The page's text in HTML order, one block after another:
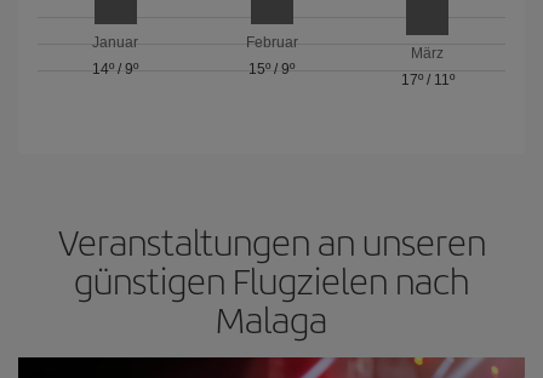
Januar
14º /9º
Februar
15º / 9º
März
17º/ 11º
Veranstaltungen an unseren
günstigen Flugzielen nach
Malaga